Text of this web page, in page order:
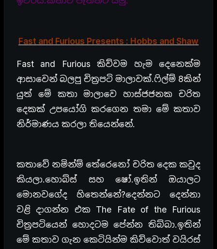
Fast and Furious Presents : Hobbs and Shaw
Fast and Furious කිව්වම හැම දෙනෙක්ම
ආසාවෙන් බලපු චිත්‍රපටි මාලාවක්.ෆිල්ම් 8කින්
යුත් මේ කතා මාලාවෙ හාස්ජජනක චරිත
දෙකක් උපයෝගි කරගෙන තමා මේ කතාව
නිර්මාණය කරලා තියෙන්නේ.
කතාවේ නමින්ම් තේරෙනෝ චරිත දෙක කවුද
කියලා.හොබ්ස් සහ ෂෝ.ඉතින් ඔයාලට
මොනවගේද හිතෙන්නේ?දෙන්නට දෙන්නා
වළි දාගන්න එක The Fate of the Furious
චිත්‍රපටියෙන් හොදටම පේන්න තිබ්බා.ඉතින්
මේ කතාව ගැන කෙටියින්ම කිව්වොත් වයිරස්